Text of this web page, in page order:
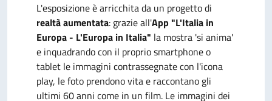
L'esposizione è arricchita da un progetto di
realtà aumentata: grazie all'App "L'Italia in
Europa - L'Europa in Italia" la mostra 'si anima'
e inquadrando con il proprio smartphone o
tablet le immagini contrassegnate con l'icona
play, le foto prendono vita e raccontano gli
ultimi 60 anni come in un film. Le immagini dei